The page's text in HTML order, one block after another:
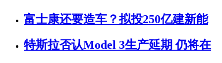
富士康还要造车？拟投250亿建新能
特斯拉否认Model 3生产延期 仍将在